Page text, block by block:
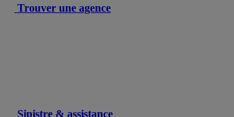
Trouver une agence
Sinistre & assistance